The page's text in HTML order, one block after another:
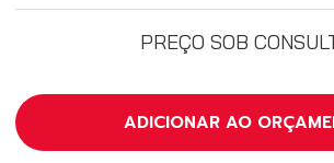
PREÇO SOB
ADICIONAR AO